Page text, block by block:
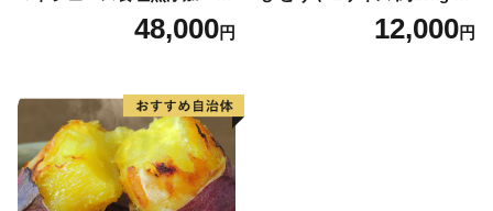
0ml PET×15本 1ケース 毎月
届く 3ヵ月 3回コース ns001-
48,000円
26年10月初旬～12月下旬頃お
届け 先行予約 北海道 ジャガ
12,000円